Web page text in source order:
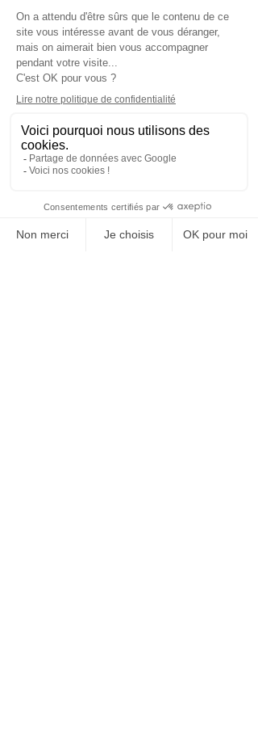
Reconnexion À
La Vie
L'espace pour se ressourcer
Reconnexion A La Vie par Nathalie GERARD
N° SIRET :